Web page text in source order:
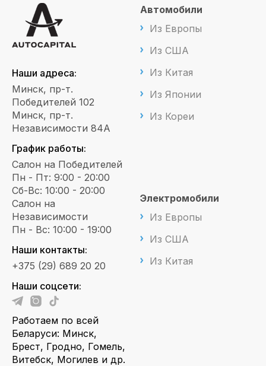
Наши адреса:
Минск, пр-т.
Победителей 102
Минск, пр-т.
Независимости 84А
График работы:
Салон на Победителей
Пн - Пт: 9:00 - 20:00
Сб-Вс: 10:00 - 20:00
Салон на
Независимости
Пн - Вс: 10:00 - 19:00
Наши контакты:
+375 (29) 689 20 20
Наши соцсети:
Работаем по всей
Беларуси: Минск,
Брест, Гродно, Гомель,
Витебск, Могилев и др.
Автомобили
Из Европы
Из США
Из Китая
Из Японии
Из Кореи
Электромобили
Из Европы
Из США
Из Китая